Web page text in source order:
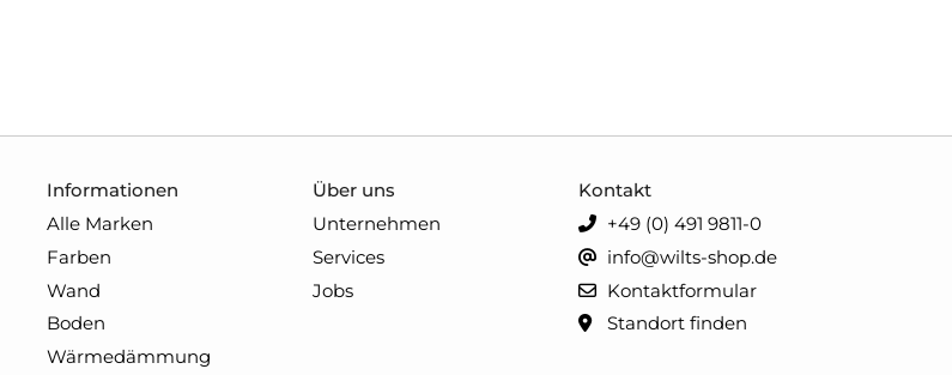
Informationen
Alle Marken
Farben
Wand
Boden
Wärmedämmung
Über uns
Unternehmen
Services
Jobs
Kontakt
+49 (0) 491 9811-0
info@wilts-shop.de
Kontaktformular
Standort finden